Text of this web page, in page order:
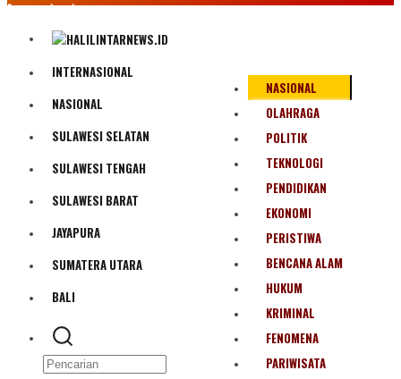
Internasional
Politik
Olahraga
Bencana Alam
INTERNASIONAL
NASIONAL
SULAWESI SELATAN
SULAWESI TENGAH
SULAWESI BARAT
JAYAPURA
SUMATERA UTARA
BALI
NASIONAL
OLAHRAGA
POLITIK
TEKNOLOGI
PENDIDIKAN
EKONOMI
PERISTIWA
BENCANA ALAM
HUKUM
KRIMINAL
FENOMENA
PARIWISATA